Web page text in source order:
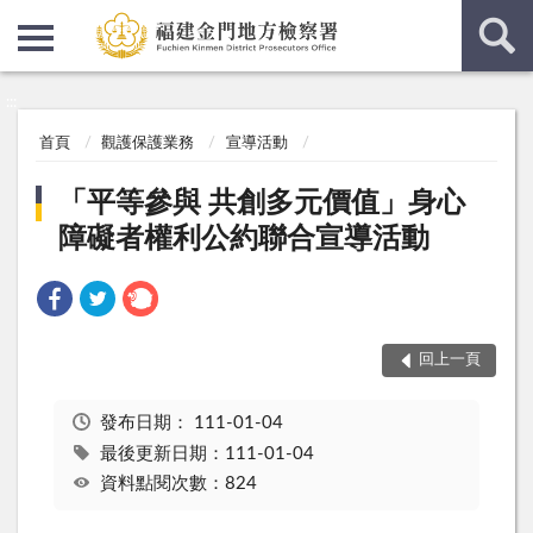
首頁 觀護保護業務 宣導活動
「平等參與 共創多元價值」身心
障礙者權利公約聯合宣導活動
回上一頁
發布日期： 111-01-04
最後更新日期：111-01-04
資料點閱次數：824